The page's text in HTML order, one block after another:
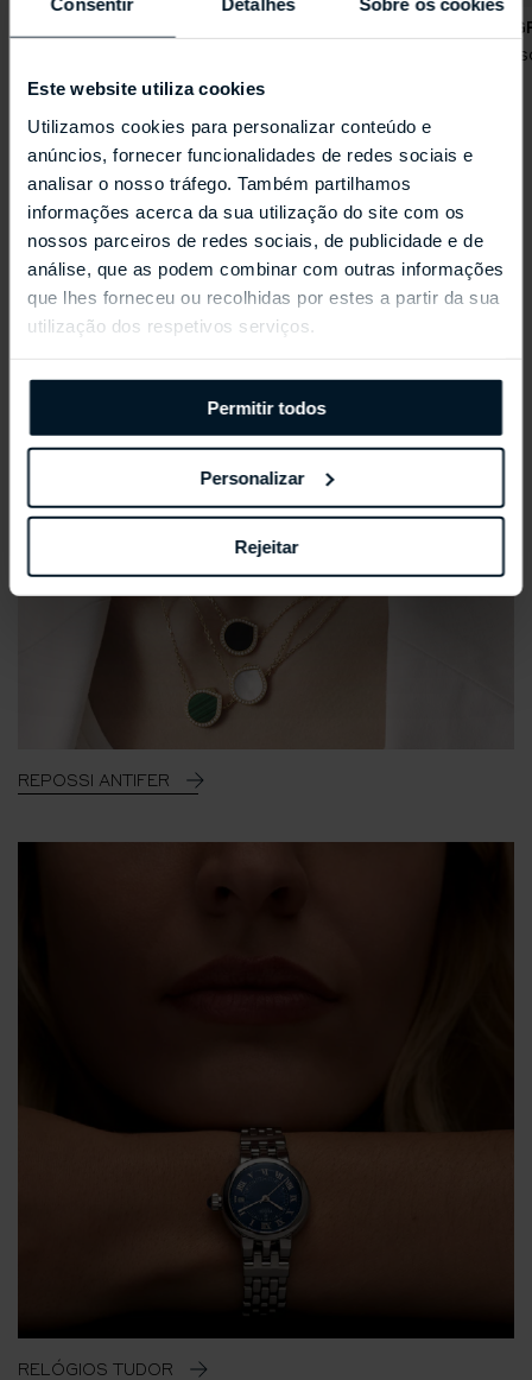
Este website utiliza cookies
Utilizamos cookies para personalizar conteúdo e
anúncios, fornecer funcionalidades de redes sociais e
analisar o nosso tráfego. Também partilhamos
informações acerca da sua utilização do site com os
nossos parceiros de redes sociais, de publicidade e de
análise, que as podem combinar com outras informações
que lhes forneceu ou recolhidas por estes a partir da sua
utilização dos respetivos serviços.
Permitir todos
Personalizar
Rejeitar
HOUSE OF
Brincos de
Coleções Selecionadas
REPOSSI ANTIFER
RELÓGIOS TUDOR